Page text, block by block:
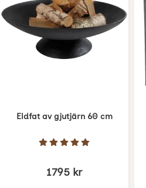
Eldfat av gjutjärn 60 cm
Art. nr 1849 Betyg: 5 Stjärnor av 5
1795 kr